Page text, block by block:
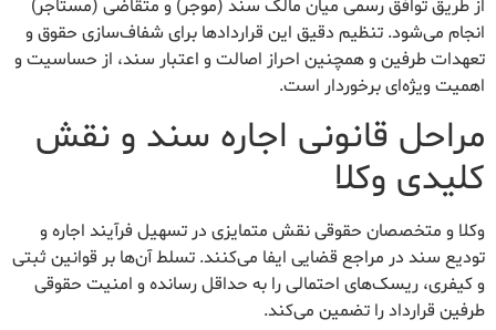
از طریق توافق رسمی میان مالک سند (موجر) و متقاضی (مستأجر)
انجام می‌شود. تنظیم دقیق این قراردادها برای شفاف‌سازی حقوق و
تعهدات طرفین و همچنین احراز اصالت و اعتبار سند، از حساسیت و
اهمیت ویژه‌ای برخوردار است.
مراحل قانونی اجاره سند و نقش
کلیدی وکلا
وکلا و متخصصان حقوقی نقش متمایزی در تسهیل فرآیند اجاره و
تودیع سند در مراجع قضایی ایفا می‌کنند. تسلط آن‌ها بر قوانین ثبتی
و کیفری، ریسک‌های احتمالی را به حداقل رسانده و امنیت حقوقی
طرفین قرارداد را تضمین می‌کند.